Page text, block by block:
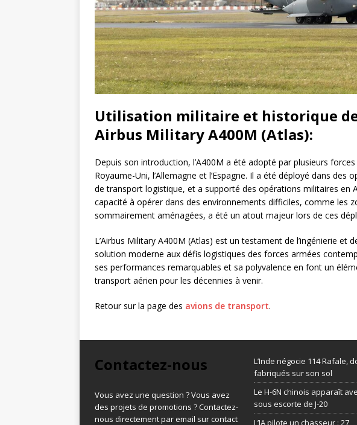
Utilisation militaire et historique
Airbus Military A400M (Atlas):
Depuis son introduction, l’A400M a été adopté par plusieurs
Royaume-Uni, l’Allemagne et l’Espagne. Il a été déployé dans des
de transport logistique, et a supporté des opérations militaires en
capacité à opérer dans des environnements difficiles, comme les
sommairement aménagées, a été un atout majeur lors de ces
L’Airbus Military A400M (Atlas) est un testament de l’ingénierie et
solution moderne aux défis logistiques des forces armées
ses performances remarquables et sa polyvalence en font un
transport aérien pour les décennies à venir.
Retour sur la page des avions de transport.
Contactez-nous
Vous avez une question ? Vous avez
des projets de promotions ? Contactez-
nous directement par email sur contact
L’Inde négocie 114 Rafale,
fabriqués sur son sol
Le H-6N chinois apparaît
sous escorte de J-20
L’IA pilote un chasseur : 27